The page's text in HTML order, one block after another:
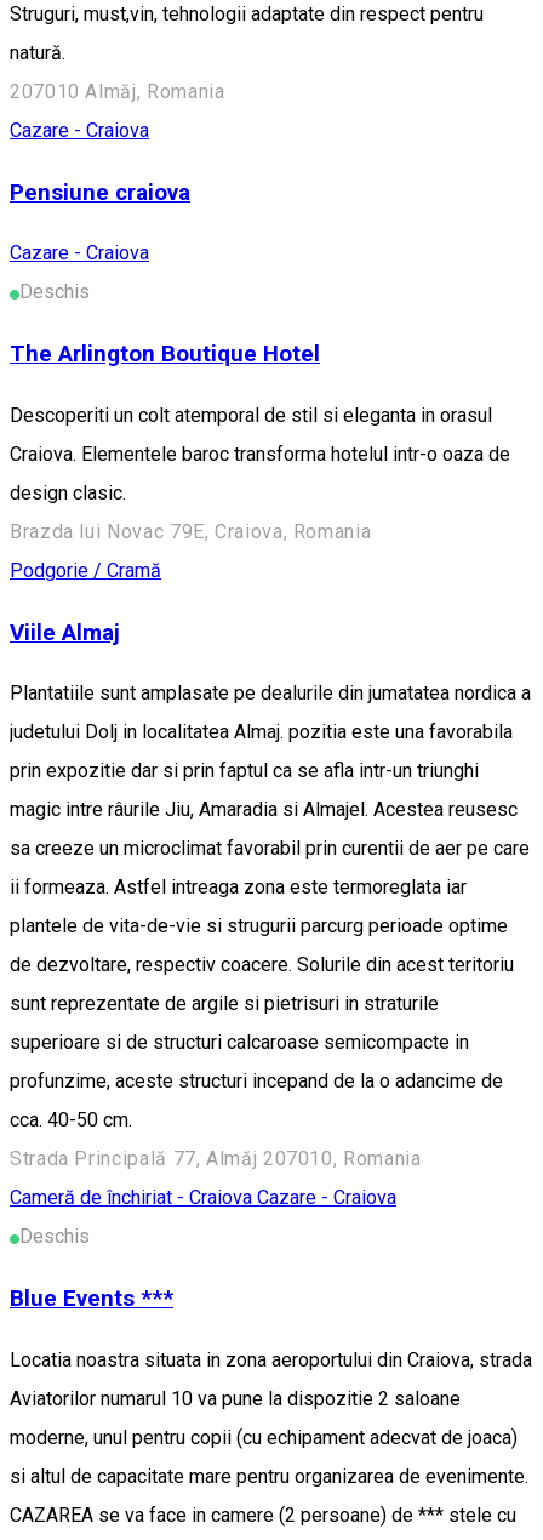
Struguri, must,vin, tehnologii adaptate din respect pentru
natură.
207010 Almăj, Romania
Cazare - Craiova
Pensiune craiova
Cazare - Craiova
Deschis
The Arlington Boutique Hotel
Descoperiti un colt atemporal de stil si eleganta in orasul
Craiova. Elementele baroc transforma hotelul intr-o oaza de
design clasic.
Brazda lui Novac 79E, Craiova, Romania
Podgorie / Cramă
Viile Almaj
Plantatiile sunt amplasate pe dealurile din jumatatea nordica a
judetului Dolj in localitatea Almaj. pozitia este una favorabila
prin expozitie dar si prin faptul ca se afla intr-un triunghi
magic intre râurile Jiu, Amaradia si Almajel. Acestea reusesc
sa creeze un microclimat favorabil prin curentii de aer pe care
ii formeaza. Astfel intreaga zona este termoreglata iar
plantele de vita-de-vie si strugurii parcurg perioade optime
de dezvoltare, respectiv coacere. Solurile din acest teritoriu
sunt reprezentate de argile si pietrisuri in straturile
superioare si de structuri calcaroase semicompacte in
profunzime, aceste structuri incepand de la o adancime de
cca. 40-50 cm.
Strada Principală 77, Almăj 207010, Romania
Cameră de închiriat - Craiova Cazare - Craiova
Deschis
Blue Events ***
Locatia noastra situata in zona aeroportului din Craiova, strada
Aviatorilor numarul 10 va pune la dispozitie 2 saloane
moderne, unul pentru copii (cu echipament adecvat de joaca)
si altul de capacitate mare pentru organizarea de evenimente.
CAZAREA se va face in camere (2 persoane) de *** stele cu